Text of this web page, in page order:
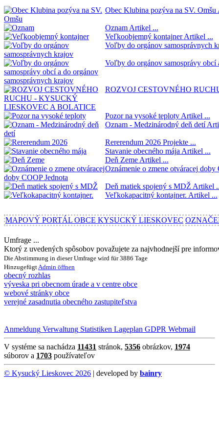
Obec Klubina pozýva na SV. Omšu
Oznam Artikel ...
Veľkoobjemný kontajnerArtikel ...
Voľby do orgánov samosprávnych
Voľby do orgánov samosprávy
ROZVOJ CESTOVNÉHO
Pozor na vysoké teploty Artikel ...
Oznam - Medzinárodný deň detí
Rererendum 2026 Projekte ...
Stavanie obecného mája Artikel ...
Deň Zeme Artikel ...
Oznámenie o zmene otváracej doby
Deň matiek spojený s MDŽ Artikel
Veľkokapacitný kontajner. Artikel ...
MAPOVÝ PORTÁL OBCE KYSUCKÝ LIESKOVEC
Umfrage ...
Ktorý z uvedených spôsobov považujete za najvhodnejší pre
Die Abstimmung in dieser Umfrage wird für 3886 Tage
Hinzugefügt Admin öffnen
obecný rozhlas
výveska pri obecnom úrade a v centre obce
webové stránky obce
verejné zasadnutia obecného zastupiteľstva
Anmeldung Verwaltung Statistiken Lageplan GDPR Webmail
V systéme sa nachádza 11431 stránok, 5356 obrázkov, 1974
súborov a 1703 používateľov
© Kysucký Lieskovec 2026 | developed by bainry